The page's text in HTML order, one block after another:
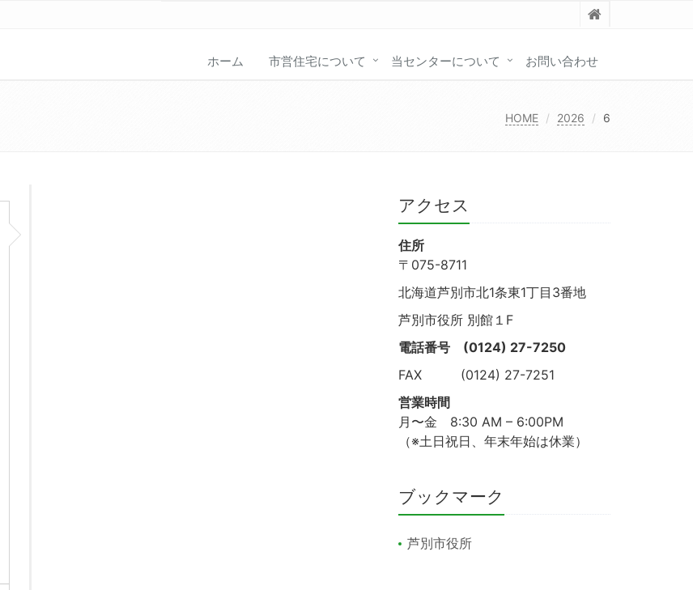
ホーム 市営住宅について 当センターについて お問い合わせ
HOME 2026 6
アクセス
住所
〒075-8711
北海道芦別市北1条東1丁目3番地
芦別市役所 別館１F
電話番号 (0124) 27-7250
FAX (0124) 27-7251
営業時間
月〜金 8:30 AM – 6:00PM
（※土日祝日、年末年始は休業）
ブックマーク
芦別市役所